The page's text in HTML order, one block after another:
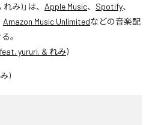
れみ)」は、 Apple Music、 Spotify、
Amazon Music Unlimitedなどの音楽配
。
yururi. & れみ)